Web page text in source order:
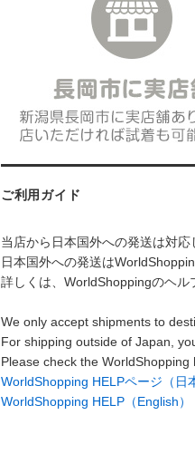
ご利用ガイド
当店から日本国外への発送は対応
日本国外への発送は
詳しくは、WorldShoppingのヘル
We only accept shipments to
For shipping outside of Japan,
Please check the WorldShopping
WorldShopping HELPページ（日
WorldShopping HELP（English）